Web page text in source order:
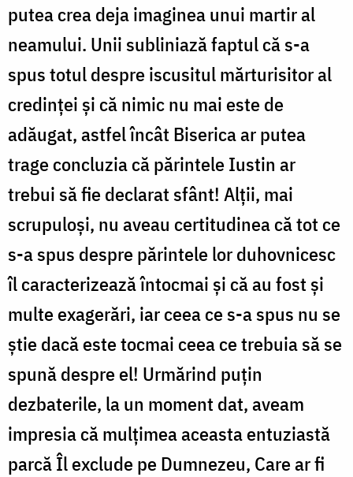
putea crea deja imaginea unui martir al
neamului. Unii subliniază faptul că s-a
spus totul despre iscusitul mărturisitor al
credinţei şi că nimic nu mai este de
adăugat, astfel încât Biserica ar putea
trage concluzia că părintele Iustin ar
trebui să fie declarat sfânt! Alţii, mai
scrupuloşi, nu aveau certitudinea că tot ce
s-a spus despre părintele lor duhovnicesc
îl caracterizează întocmai şi că au fost şi
multe exagerări, iar ceea ce s-a spus nu se
ştie dacă este tocmai ceea ce trebuia să se
spună despre el! Urmărind puţin
dezbaterile, la un moment dat, aveam
impresia că mulţimea aceasta entuziastă
parcă Îl exclude pe Dumnezeu, Care ar fi